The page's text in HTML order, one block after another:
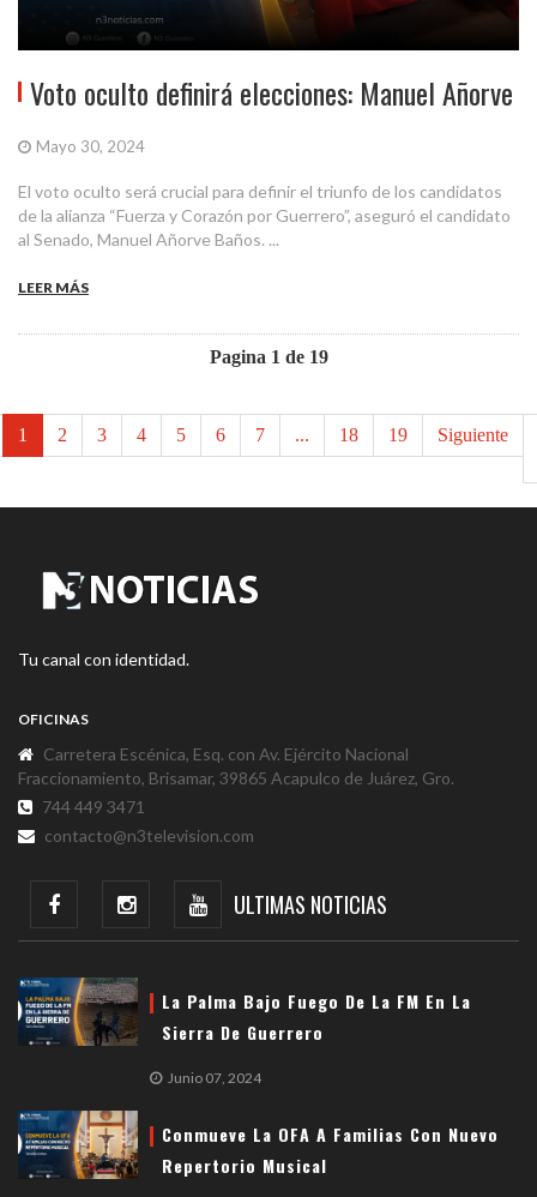
Voto oculto definirá elecciones: Manuel Añorve
Mayo 30, 2024
El voto oculto será crucial para definir el triunfo de los candidatos
de la alianza “Fuerza y Corazón por Guerrero”, aseguró el candidato
al Senado, Manuel Añorve Baños. ...
LEER MÁS
Pagina 1 de 19
1 2 3 4 5 6 7 ... 18 19 Siguiente
Tu canal con identidad.
OFICINAS
Carretera Escénica, Esq. con Av. Ejército Nacional
Fraccionamiento, Brisamar, 39865 Acapulco de Juárez, Gro.
744 449 3471
contacto@n3television.com
ULTIMAS NOTICIAS
La Palma Bajo Fuego De La FM En La
Sierra De Guerrero
Junio 07, 2024
Conmueve La OFA A Familias Con Nuevo
Repertorio Musical